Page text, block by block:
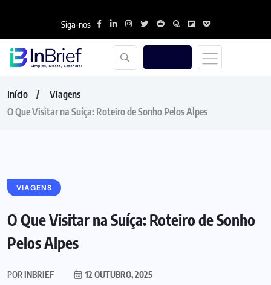
Siga-nos
Início
Viagens
O Que Visitar na Suíça: Roteiro de Sonho Pelos Alpes
VIAGENS
O Que Visitar na Suíça: Roteiro de Sonho
Pelos Alpes
PORINBRIEF
12 OUTUBRO, 2025